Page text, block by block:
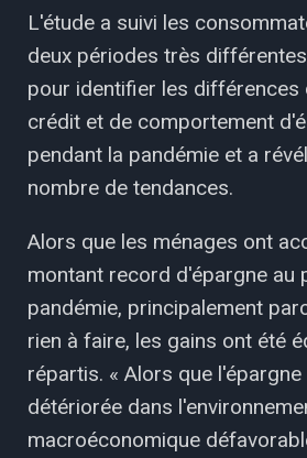
L'étude a suivi les
deux périodes très
pour identifier les différences
crédit et de comportement
pendant la pandémie et a
nombre de tendances.
Alors que les ménages ont
montant record d'épargne au
pandémie, principalement
rien à faire, les gains ont été
répartis. « Alors que
détériorée dans
macroéconomique